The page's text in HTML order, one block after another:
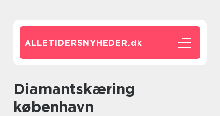
ALLETIDERSNYHEDER.dk
diamantskæring
københavn